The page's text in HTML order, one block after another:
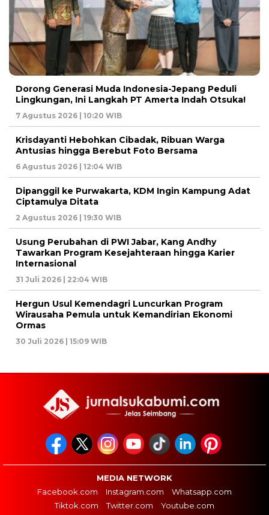
Dorong Generasi Muda Indonesia-Jepang Peduli
Lingkungan, Ini Langkah PT Amerta Indah Otsuka!
7 Agustus 2026 | 10:20 WIB
Krisdayanti Hebohkan Cibadak, Ribuan Warga
Antusias hingga Berebut Foto Bersama
6 Agustus 2026 | 12:04 WIB
Dipanggil ke Purwakarta, KDM Ingin Kampung Adat
Ciptamulya Ditata
2 Agustus 2026 | 19:30 WIB
Usung Perubahan di PWI Jabar, Kang Andhy
Tawarkan Program Kesejahteraan hingga Karier
Internasional
31 Juli 2026 | 22:04 WIB
Hergun Usul Kemendagri Luncurkan Program
Wirausaha Pemula untuk Kemandirian Ekonomi
Ormas
30 Juli 2026 | 15:09 WIB
MEDIA NETWORK
Facebook.com
Instagram.com
Whatsapp.com
Tiktok.com
Twitter.com Youtube.com